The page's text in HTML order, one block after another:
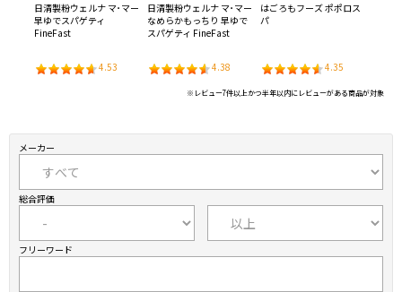
日清製粉ウェルナ マ･マー
早ゆでスパゲティ
FineFast
4.53
日清製粉ウェルナ マ･マー
なめらかもっちり 早ゆで
スパゲティ FineFast
4.38
はごろもフーズ ポポロス
パ
4.35
※レビュー7件以上かつ半年以内にレビューがある商品が対象
メーカー
総合評価
フリーワード